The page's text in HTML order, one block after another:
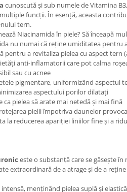
cunoscută și sub numele de Vitamina
funcții. În esență, aceasta
tern.
Niacinamida în piele? Să înceapă
nu numai că reține umiditatea pentru
pentru a revitaliza pielea cu aspect tern
anti-inflamatorii care pot calma
sau cu acnee
pigmentare, uniformizând aspectul
aspectului porilor dilatați
ca pielea să arate mai netedă și mai fină
pielii împotriva daunelor
la reducerea apariției liniilor fine și a
este o substanță care se găsește
extraordinară de a atrage și de a
menținând pielea suplă și elastică